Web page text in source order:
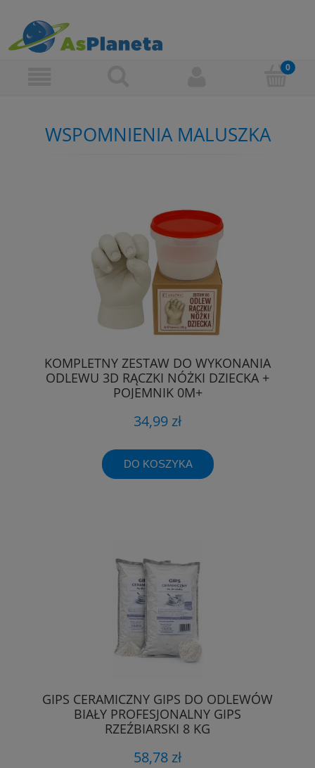
WSPOMNIENIA MALUSZKA
KOMPLETNY ZESTAW DO WYKONANIA
ODLEWU 3D RĄCZKI NÓŻKI DZIECKA +
POJEMNIK 0M+
34,99 zł
DO KOSZYKA
GIPS CERAMICZNY GIPS DO ODLEWÓW
BIAŁY PROFESJONALNY GIPS
RZEŹBIARSKI 8 KG
58,78 zł